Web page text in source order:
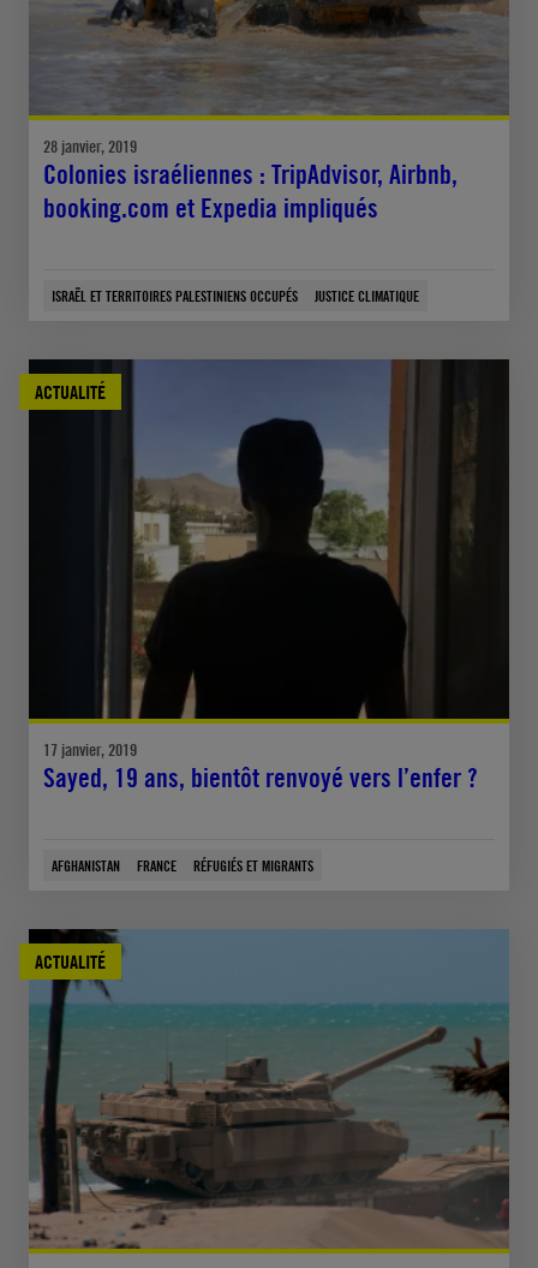
28 janvier, 2019
Colonies israéliennes : TripAdvisor, Airbnb,
booking.com et Expedia impliqués
ISRAËL ET TERRITOIRES PALESTINIENS OCCUPÉS JUSTICE CLIMATIQUE
ACTUALITÉ
17 janvier, 2019
Sayed, 19 ans, bientôt renvoyé vers l’enfer ?
AFGHANISTAN FRANCE RÉFUGIÉS ET MIGRANTS
ACTUALITÉ